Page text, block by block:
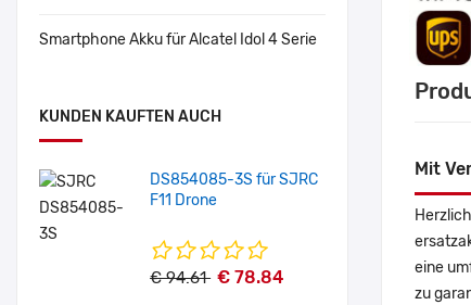
Smartphone Akku für Alcatel Idol 4 Serie
KUNDEN KAUFTEN AUCH
DS854085-3S für SJRC
F11 Drone
€ 94.61 € 78.84
Mit
eine
zu